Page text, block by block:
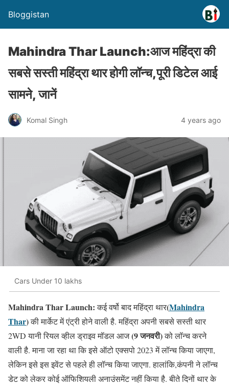
Bloggistan
Mahindra Thar Launch:आज महिंद्रा की
सबसे सस्ती महिंद्रा थार होगी लॉन्च,पूरी डिटेल आई
सामने, जानें
Komal Singh 4 years ago
Cars Under 10 lakhs
Mahindra Thar Launch:कई वर्षो बाद महिंद्रा थार(Mahindra
Thar)की मार्केट में एंट्री होने वाली है. महिंद्रा अपनी सबसे सस्ती थार
2WD यानी रियल व्हील ड्राइव मॉडल आज(9 जनवरी)को लॉन्च करने
वाली है. माना जा रहा था कि इसे ऑटो एक्सपो 2023 में लॉन्च किया जाएगा,
लेकिन इसे इस इवेंट से पहले ही लॉन्च किया जाएगा. हालांकि,कंपनी ने लॉन्च
डेट को लेकर कोई ऑफिशियली अनाउंसमेंट नहीं किया है. बीते दिनों थार के